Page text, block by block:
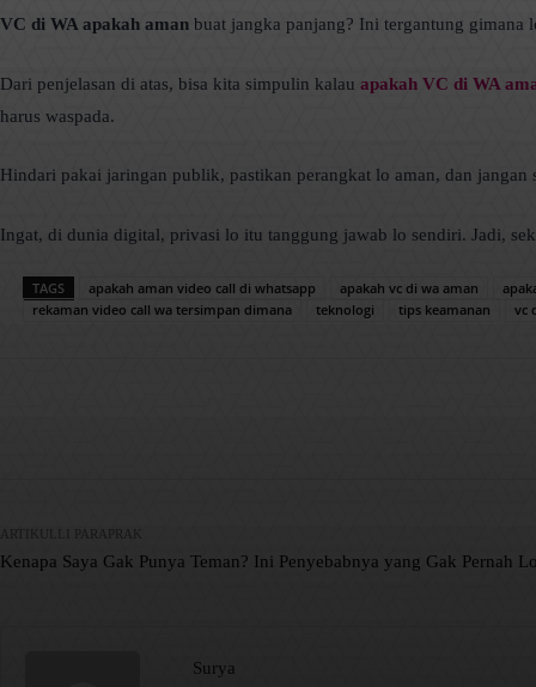
VC di WA apakah aman buat jangka panjang? Ini tergantung gimana
Dari penjelasan di atas, bisa kita simpulin kalau apakah VC di WA
harus waspada.
Hindari pakai jaringan publik, pastikan perangkat lo aman, dan
Ingat, di dunia digital, privasi lo itu tanggung jawab lo sendiri. Jadi,
TAGS apakah aman video call di whatsapp apakah vc di wa aman
rekaman video call wa tersimpan dimana
teknologi tips keamanan vc
ARTIKULLI PARAPRAK
Kenapa Saya Gak Punya Teman? Ini Penyebabnya yang Gak Pernah
Surya